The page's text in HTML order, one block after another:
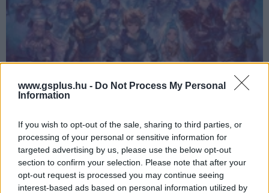
www.gsplus.hu - Do Not Process My Personal
Information
If you wish to opt-out of the sale, sharing to third parties, or
processing of your personal or sensitive information for
targeted advertising by us, please use the below opt-out
section to confirm your selection. Please note that after your
opt-out request is processed you may continue seeing
interest-based ads based on personal information utilized by
nikotintapasz a gacha függőknek
Teszt | 2026.07.07 15:01
Visszatérni a kék ég felfedezéséhez egy csodálatosan
romantikus élmény lehetett volna, de a Ragnarok egy szájba
rúgással indított.